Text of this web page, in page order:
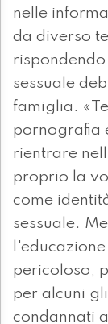
nelle
da diverso
sessuale
famiglia.
pornografia
rientrare
proprio la
come
sessuale.
pericoloso,
per alcuni
condannati